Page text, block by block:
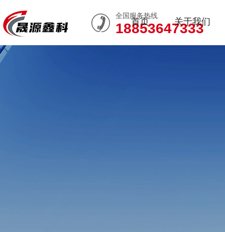
全国服务热线
18853647333
首页 关于我们